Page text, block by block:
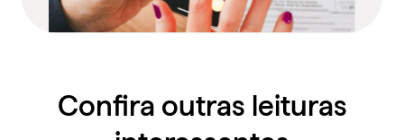
Confira outras leituras